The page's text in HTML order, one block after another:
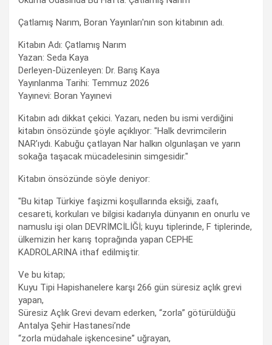
Çatlamış Narım, Boran Yayınları'nın son kitabının adı.
Kitabın Adı: Çatlamış Narım
Yazan: Seda Kaya
Derleyen-Düzenleyen: Dr. Barış Kaya
Yayınlanma Tarihi: Temmuz 2026
Yayınevi: Boran Yayınevi
Kitabın adı dikkat çekici. Yazarı, neden bu ismi verdiğini
kitabın önsözünde şöyle açıklıyor: "Halk devrimcilerin
NAR’ıydı. Kabuğu çatlayan Nar halkın olgunlaşan ve yarın
sokağa taşacak mücadelesinin simgesidir."
Kitabın önsözünde söyle deniyor:
"Bu kitap Türkiye faşizmi koşullarında eksiği, zaafı,
cesareti, korkuları ve bilgisi kadarıyla dünyanın en onurlu ve
namuslu işi olan DEVRİMCİLİĞİ; kuyu tiplerinde, F tiplerinde,
ülkemizin her karış toprağında yapan CEPHE
KADROLARINA ithaf edilmiştir.
Ve bu kitap;
Kuyu Tipi Hapishanelere karşı 266 gün süresiz açlık grevi
yapan,
Süresiz Açlık Grevi devam ederken, “zorla” götürüldüğü
Antalya Şehir Hastanesi’nde
“zorla müdahale işkencesine” uğrayan,